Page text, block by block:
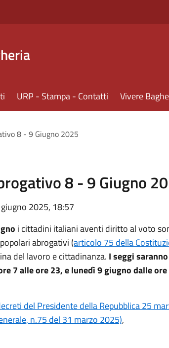
URP - Stampa - Contatti Vivere
8 - 9 Giugno 2025
8 - 9 Giugno
2025, 18:57
i cittadini italiani aventi diritto al voto
abrogativi (articolo 75 della
del lavoro e cittadinanza. I seggi
7 alle ore 23, e lunedì 9 giugno dalle
del Presidente della Repubblica 25
n.75 del 31 marzo 2025),